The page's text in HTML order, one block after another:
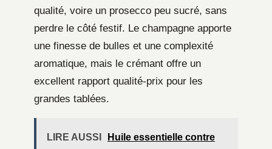
qualité, voire un prosecco peu sucré, sans
perdre le côté festif. Le champagne apporte
une finesse de bulles et une complexité
aromatique, mais le crémant offre un
excellent rapport qualité-prix pour les
grandes tablées.
LIRE AUSSI
Huile essentielle contre